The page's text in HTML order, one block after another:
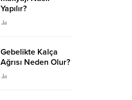
Yapılır?
Gebelikte Kalça
Ağrısı Neden Olur?